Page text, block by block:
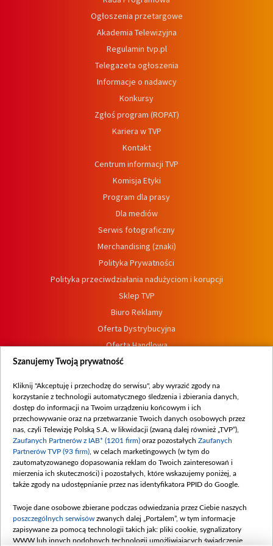
Ogłoszenia przetargowe
Akademia Telewizyjna
Regulamin tvp.pl
Telegazeta ogłoszenia
Informacje o nadawcy
Konkursy
Zgłoś program (ROPAT)
Kariera w TVP
Kontakt
Centrum informacji TVP
Komisja Etyki
Program dla prasy
Dla mediów
Serwis fotograficzny
Merchandising (znaki)
Polityka Prywatności
Polityka przeciwdziałania nadużyciom i korupcji
Sklep TVP
Biuro Reklamy
Oferta Dystrybucyjna
Oferta Handlowa
Dostępność
Procedura zgłoszeń wewnętrznych
Szanujemy Twoją prywatność
Kliknij "Akceptuję i przechodzę do serwisu", aby wyrazić zgody na
korzystanie z technologii automatycznego śledzenia i zbierania danych,
dostęp do informacji na Twoim urządzeniu końcowym i ich
przechowywanie oraz na przetwarzanie Twoich danych osobowych przez
nas, czyli Telewizję Polską S.A. w likwidacji (zwaną dalej również „TVP”),
Zaufanych Partnerów z IAB* (1201 firm) oraz pozostałych Zaufanych
Partnerów TVP (93 firm) , w celach marketingowych (w tym do
zautomatyzowanego dopasowania reklam do Twoich zainteresowań i
mierzenia ich skuteczności) i pozostałych, które wskazujemy poniżej, a
także zgody na udostępnianie przez nas identyfikatora PPID do Google.
Twoje dane osobowe zbierane podczas odwiedzania przez Ciebie naszych
poszczególnych serwisów zwanych dalej „Portalem”, w tym informacje
zapisywane za pomocą technologii takich jak: pliki cookie, sygnalizatory
WWW lub innych podobnych technologii umożliwiających świadczenie